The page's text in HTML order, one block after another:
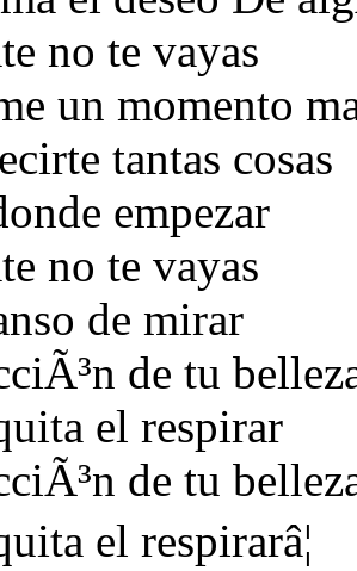
no te vayas
un momento
tantas cosas
empezar
no te vayas
de mirar
de tu
el respirar
de tu
el respirarâ¦